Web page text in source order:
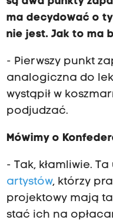
ma decydować o
nie jest. Jak to ma
- Pierwszy punkt
analogiczna do
wystąpił w
podjudzać.
Mówimy o
- Tak, kłamliwie.
artystów, którzy
projektowy mają
stać ich na